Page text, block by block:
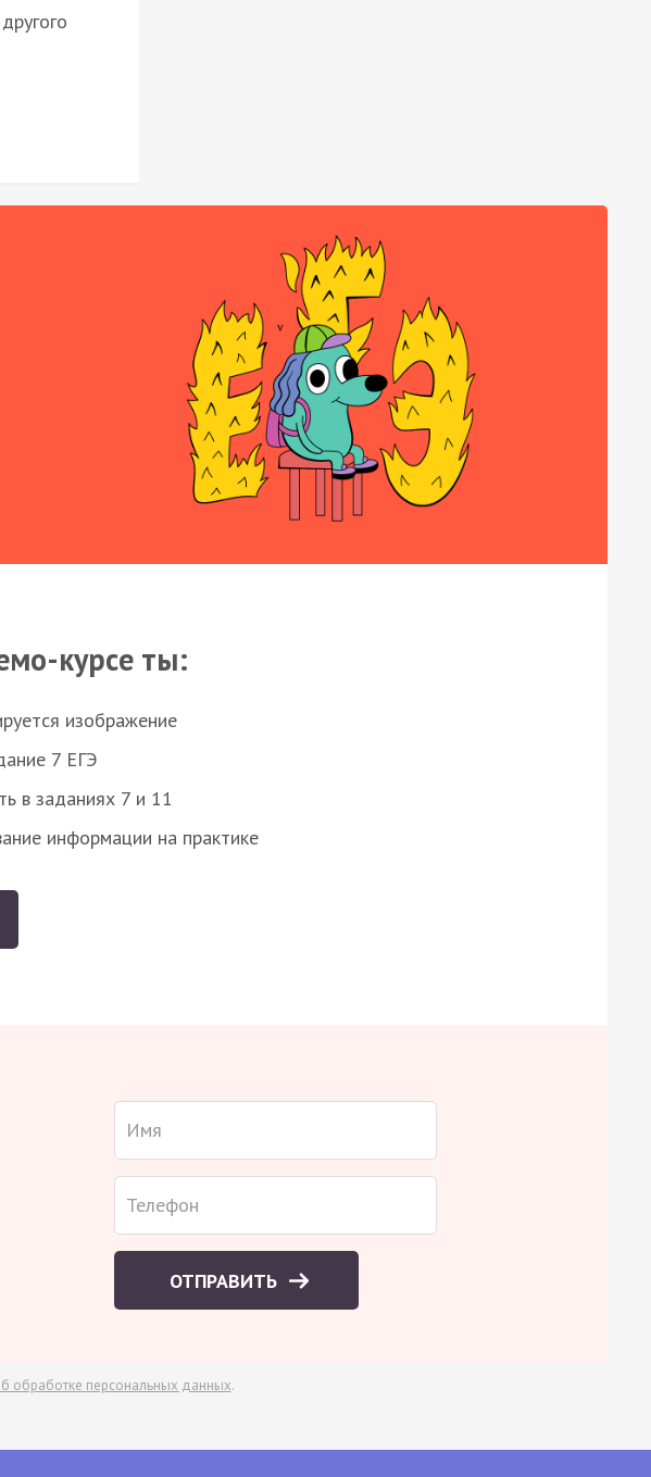
курсе ты:
изображение
7 ЕГЭ
в заданиях 7 и 11
информации на практике
ОТПРАВИТЬ
обработке персональных данных.